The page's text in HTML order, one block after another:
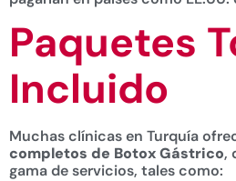
Paquetes
Incluido
Muchas clínicas en Turquía
completos de Botox Gástrico,
gama de servicios, tales como: